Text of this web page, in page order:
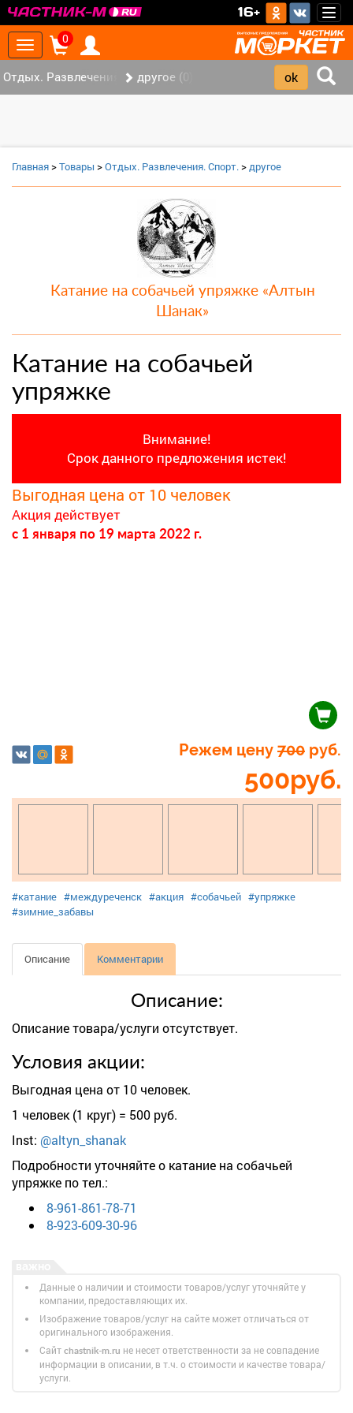
16+
Toggle
navigation
0
Отдых. Развлечения. Спорт. (2)
другое (0)
Главная>Товары >Отдых. Развлечения. Спорт.>другое
Катание на собачьей упряжке «Алтын
Шанак»
Катание на собачьей
упряжке
Внимание!
Срок данного предложения истек!
Выгодная цена от 10 человек
Акция действует
c 1 января по 19 марта 2022 г.
Режем цену 700 руб.
500руб.
#катание #междуреченск #акция #собачьей #упряжке
#зимние_забавы
Описание Комментарии
Описание:
Описание товара/услуги отсутствует.
Условия акции:
Выгодная цена от 10 человек.
1 человек (1 круг) = 500 руб.
Inst: @altyn_shanak
Подробности уточняйте о катание на собачьей
упряжке по тел.:
8-961-861-78-71
8-923-609-30-96
Данные о наличии и стоимости товаров/услуг уточняйте у
компании, предоставляющих их.
Изображение товаров/услуг на сайте может отличаться от
оригинального изображения.
Сайт chastnik-m.ru не несет ответственности за не совпадение
информации в описании, в т.ч. о стоимости и качестве товара/
услуги.